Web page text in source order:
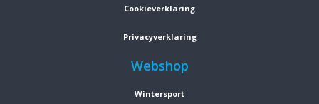
Cookieverklaring
Privacyverklaring
Webshop
Wintersport